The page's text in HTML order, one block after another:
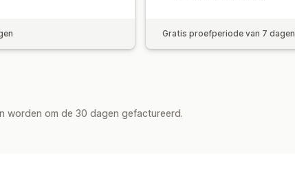
Gratis proefperiode van 7 dagen
worden om de 30 dagen gefactureerd.